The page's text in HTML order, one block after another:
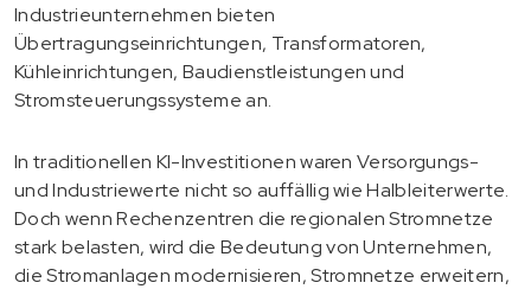
Industrieunternehmen bieten
Übertragungseinrichtungen, Transformatoren,
Kühleinrichtungen, Baudienstleistungen und
Stromsteuerungssysteme an.
In traditionellen KI-Investitionen waren Versorgungs-
und Industriewerte nicht so auffällig wie Halbleiterwerte.
Doch wenn Rechenzentren die regionalen Stromnetze
stark belasten, wird die Bedeutung von Unternehmen,
die Stromanlagen modernisieren, Stromnetze erweitern,